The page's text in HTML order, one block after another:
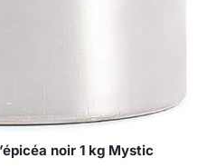
noir 1 kg Mystic